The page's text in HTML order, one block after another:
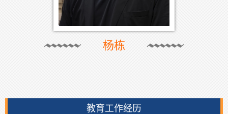
杨栋
教育工作经历